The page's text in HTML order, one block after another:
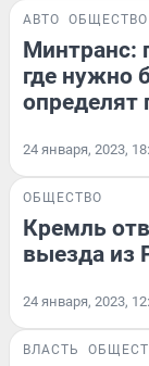
АВТО ОБЩЕСТВО
Минтранс:
где нужно
определят
24 января, 2023,
ОБЩЕСТВО
Кремль
выезда из
24 января, 2023,
ВЛАСТЬ